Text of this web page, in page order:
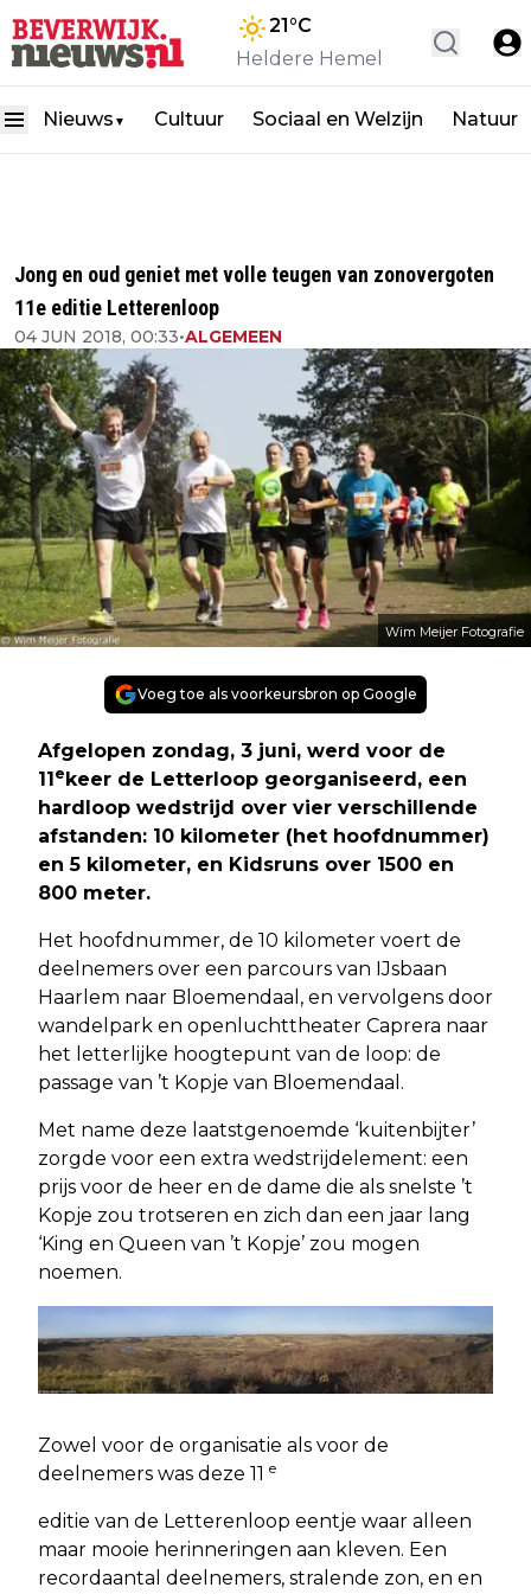
21°C
Heldere Hemel
Nieuws ▼ Cultuur Sociaal en Welzijn Natuur
Jong en oud geniet met volle teugen van zonovergoten
11e editie Letterenloop
04 JUN 2018, 00:33•ALGEMEEN
Wim Meijer Fotografie
Voeg toe als voorkeursbron op Google
Afgelopen zondag, 3 juni, werd voor de
11ekeer de Letterloop georganiseerd, een
hardloop wedstrijd over vier verschillende
afstanden: 10 kilometer (het hoofdnummer)
en 5 kilometer, en Kidsruns over 1500 en
800 meter.
Het hoofdnummer, de 10 kilometer voert de
deelnemers over een parcours van IJsbaan
Haarlem naar Bloemendaal, en vervolgens door
wandelpark en openluchttheater Caprera naar
het letterlijke hoogtepunt van de loop: de
passage van ’t Kopje van Bloemendaal.
Met name deze laatstgenoemde ‘kuitenbijter’
zorgde voor een extra wedstrijdelement: een
prijs voor de heer en de dame die als snelste ’t
Kopje zou trotseren en zich dan een jaar lang
‘King en Queen van ’t Kopje’ zou mogen
noemen.
Zowel voor de organisatie als voor de
deelnemers was deze 11 e
editie van de Letterenloop eentje waar alleen
maar mooie herinneringen aan kleven. Een
recordaantal deelnemers, stralende zon, en en